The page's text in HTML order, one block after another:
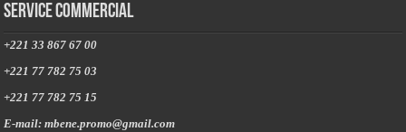
Service commercial
+221 33 867 67 00
+221 77 782 75 03
+221 77 782 75 15
E-mail: mbene.promo@gmail.com